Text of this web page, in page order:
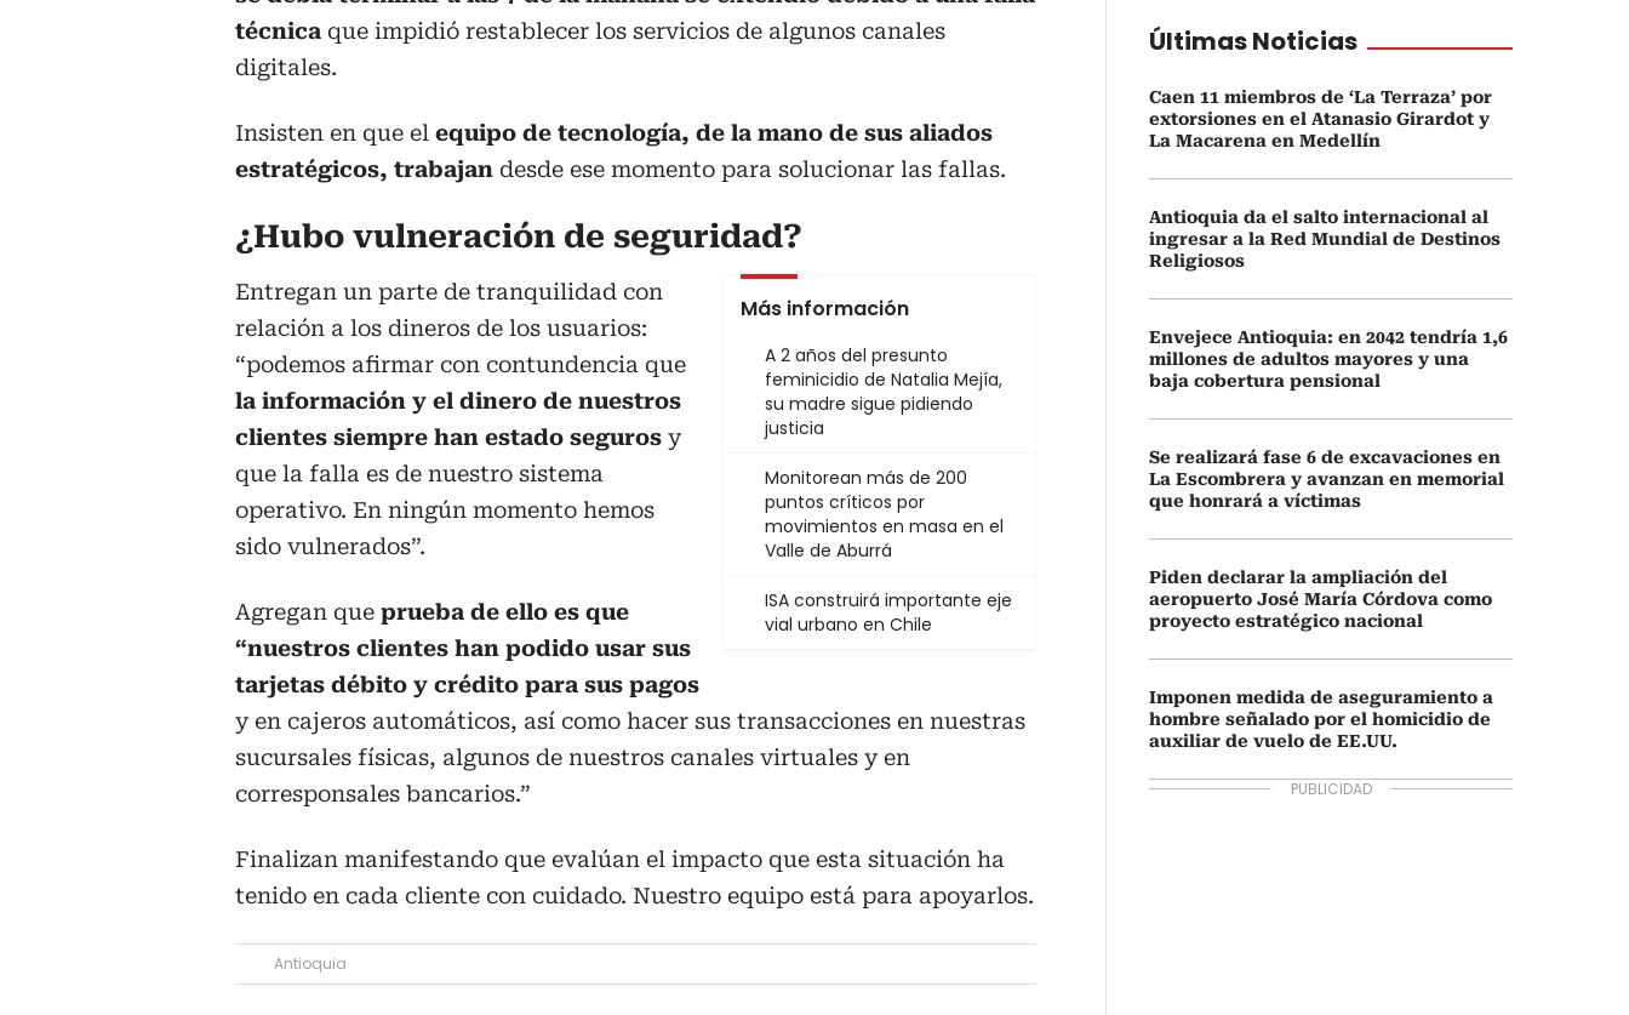
técnica que impidió restablecer los servicios de algunos canales
digitales.
Insisten en que el equipo de tecnología, de la mano de sus aliados
estratégicos, trabajan desde ese momento para solucionar las fallas.
¿Hubo vulneración de seguridad?
Más información
A 2 años del presunto
feminicidio de Natalia Mejía,
su madre sigue pidiendo
justicia
Monitorean más de 200
puntos críticos por
movimientos en masa en el
Valle de Aburrá
ISA construirá importante eje
vial urbano en Chile
Entregan un parte de tranquilidad con
relación a los dineros de los usuarios:
“podemos afirmar con contundencia que
la información y el dinero de nuestros
clientes siempre han estado seguros y
que la falla es de nuestro sistema
operativo. En ningún momento hemos
sido vulnerados”.
Agregan que prueba de ello es que
“nuestros clientes han podido usar sus
tarjetas débito y crédito para sus pagos
y en cajeros automáticos, así como hacer sus transacciones en nuestras
sucursales físicas, algunos de nuestros canales virtuales y en
corresponsales bancarios.”
Finalizan manifestando que evalúan el impacto que esta situación ha
tenido en cada cliente con cuidado. Nuestro equipo está para apoyarlos.
Antioquia
Últimas Noticias
Caen 11 miembros de ‘La Terraza’ por
extorsiones en el Atanasio Girardot y
La Macarena en Medellín
Antioquia da el salto internacional al
ingresar a la Red Mundial de Destinos
Religiosos
Envejece Antioquia: en 2042 tendría 1,6
millones de adultos mayores y una
baja cobertura pensional
Se realizará fase 6 de excavaciones en
La Escombrera y avanzan en memorial
que honrará a víctimas
Piden declarar la ampliación del
aeropuerto José María Córdova como
proyecto estratégico nacional
Imponen medida de aseguramiento a
hombre señalado por el homicidio de
auxiliar de vuelo de EE.UU.